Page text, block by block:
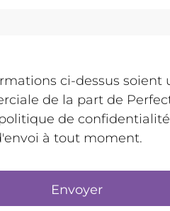
ci-dessus soient
de la part de
de
à tout moment.